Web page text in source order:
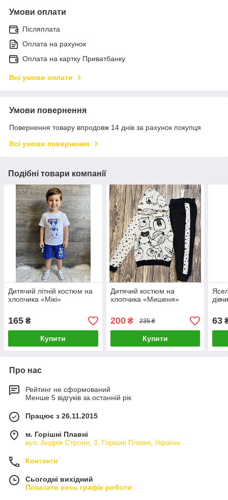
Умови оплати
Післяплата
Оплата на рахунок
Оплата на картку Приватбанку
Всі умови оплати
Умови повернення
Повернення товару впродовж 14 днів за рахунок покупця
Всі умови повернення
Подібні товари компанії
Дитячий літній костюм на
хлопчика «Мікі»
165 ₴
Купити
Дитячий костюм на
хлопчика «Мишеня»
200₴ 235 ₴
Купити
63
Про нас
Рейтинг не сформований
Менше 5 відгуків за останній рік
Працює з 26.11.2015
м. Горішні Плавні
вул. Андрія Строни, 3, Горішні Плавні, Україна
Контакти
Сьогодні вихідний
Показати весь графік роботи